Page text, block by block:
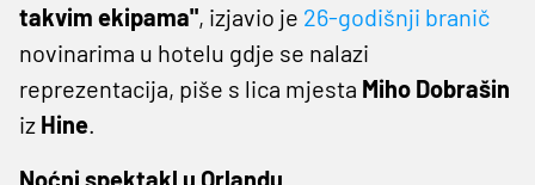
takvim ekipama", izjavio je 26-godišnji branič
novinarima u hotelu gdje se nalazi
reprezentacija, piše s lica mjesta Miho Dobrašin
iz Hine.
Noćni spektakl u Orlandu